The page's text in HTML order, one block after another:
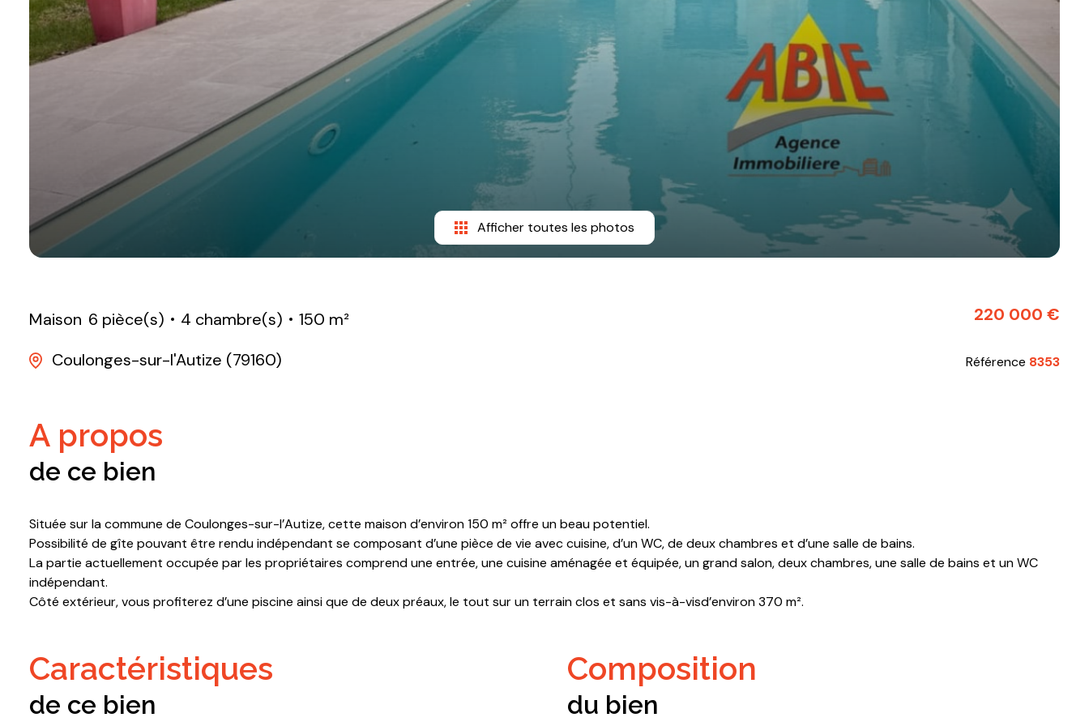
Afficher toutes les photos
Maison 6 pièce(s) 4 chambre(s)
150 m²
Coulonges-sur-l'Autize (79160)
220 000 €
Référence 8353
a propos
de ce bien
Située sur la commune de Coulonges-sur-l’Autize, cette maison d’environ 150 m² offre un beau potentiel.
Possibilité de gîte pouvant être rendu indépendant se composant d’une pièce de vie avec cuisine, d’un WC, de deux chambres et d’une salle de bains.
La partie actuellement occupée par les propriétaires comprend une entrée, une cuisine aménagée et équipée, un grand salon, deux chambres, une salle de bains et un WC
indépendant.
Côté extérieur, vous profiterez d’une piscine ainsi que de deux préaux, le tout sur un terrain clos et sans vis-à-visd’environ 370 m².
caractéristiques
de ce bien
composition
du bien